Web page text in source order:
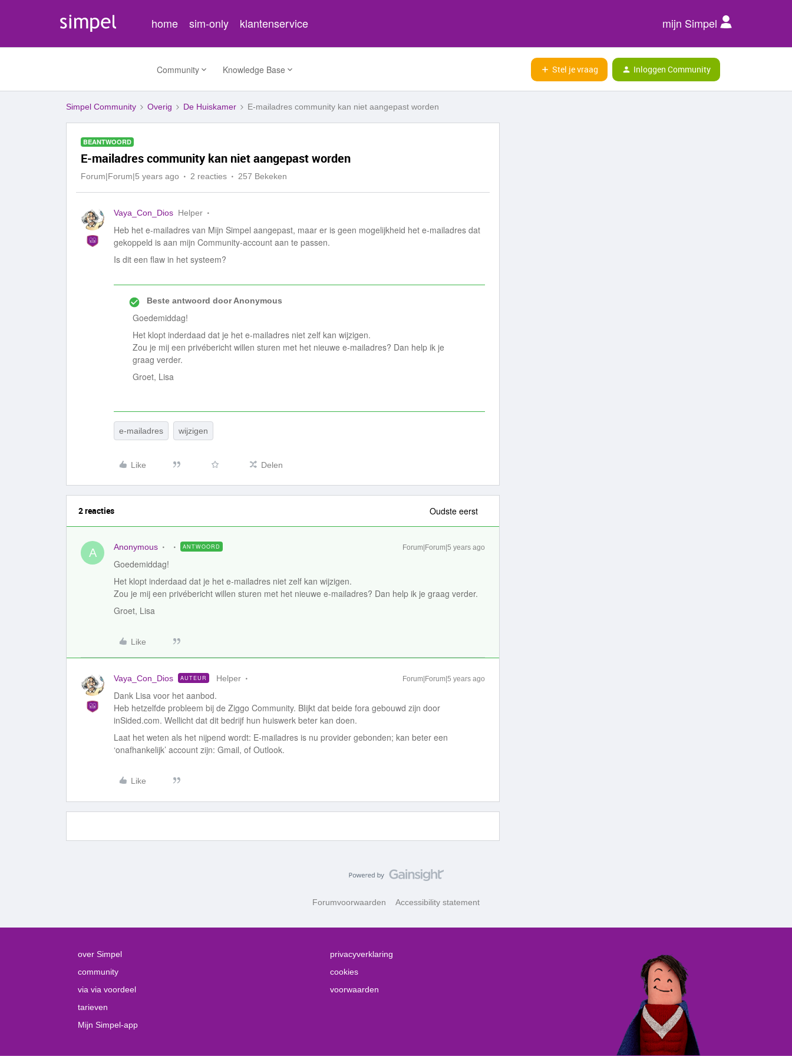
home sim-only klantenservice mijn Simpel
Community Knowledge Base Stel je vraag Inloggen Community
Simpel Community Overig De Huiskamer E-mailadres community kan niet aangepast worden
BEANTWOORD
E-mailadres community kan niet aangepast worden
Forum|Forum|5 years ago 2 reacties 257 Bekeken
Vaya_Con_Dios Helper
Heb het e-mailadres van Mijn Simpel aangepast, maar er is geen mogelijkheid het e-mailadres dat
gekoppeld is aan mijn Community-account aan te passen.
Is dit een flaw in het systeem?
Beste antwoord doorAnonymous
Goedemiddag!
Het klopt inderdaad dat je het e-mailadres niet zelf kan wijzigen.
Zou je mij een privébericht willen sturen met het nieuwe e-mailadres? Dan help ik je
graag verder.
Groet, Lisa
e-mailadres wijzigen
Like Delen
2 reacties Oudste eerst
A Anonymous ANTWOORD Forum|Forum|5 years ago
Goedemiddag!
Het klopt inderdaad dat je het e-mailadres niet zelf kan wijzigen.
Zou je mij een privébericht willen sturen met het nieuwe e-mailadres? Dan help ik je graag verder.
Groet, Lisa
Like
Vaya_Con_Dios AUTEUR Helper Forum|Forum|5 years ago
Dank Lisa voor het aanbod.
Heb hetzelfde probleem bij de Ziggo Community. Blijkt dat beide fora gebouwd zijn door
inSided.com. Wellicht dat dit bedrijf hun huiswerk beter kan doen.
Laat het weten als het nijpend wordt: E-mailadres is nu provider gebonden; kan beter een
‘onafhankelijk’ account zijn: Gmail, of Outlook.
Like
Forumvoorwaarden Accessibility statement
over Simpel
community
via via voordeel
tarieven
Mijn Simpel-app
privacyverklaring
cookies
voorwaarden